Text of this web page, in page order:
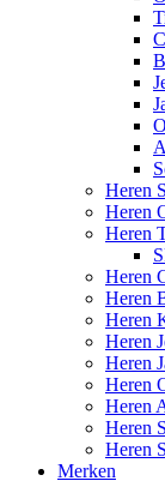
Heren
Heren
Heren
Heren
Heren
Heren
Heren
Heren
Heren
Heren
Heren
Heren
Merken